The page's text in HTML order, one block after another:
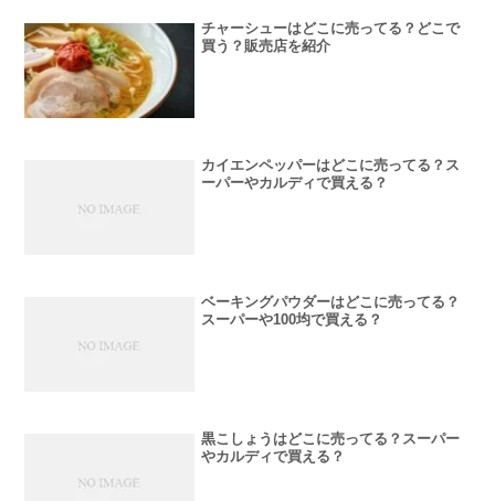
チャーシューはどこに売ってる？どこで
買う？販売店を紹介
カイエンペッパーはどこに売ってる？ス
ーパーやカルディで買える？
ベーキングパウダーはどこに売ってる？
スーパーや100均で買える？
黒こしょうはどこに売ってる？スーパー
やカルディで買える？